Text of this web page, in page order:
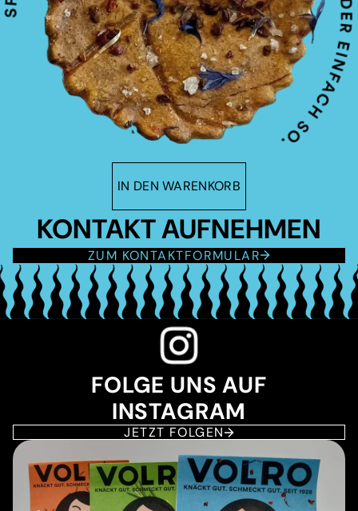
IN DEN WARENKORB
KONTAKT AUFNEHMEN
ZUM KONTAKTFORMULAR
FOLGE UNS AUF
INSTAGRAM
JETZT FOLGEN